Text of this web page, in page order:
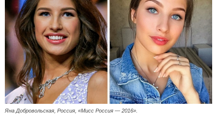
Яна Добровольская, Россия, «Мисс Россия — 2016».